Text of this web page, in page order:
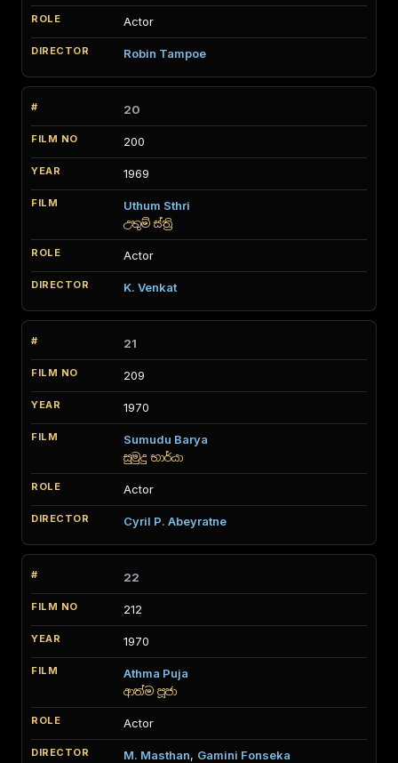
Actor
Robin Tampoe
20
200
1969
Uthum Sthri
උතුම් ස්ත්‍රි
Actor
K. Venkat
21
209
1970
Sumudu Barya
සුමුදු භාර්යා
Actor
Cyril P. Abeyratne
22
212
1970
Athma Puja
ආත්ම පූජා
Actor
M. Masthan, Gamini Fonseka